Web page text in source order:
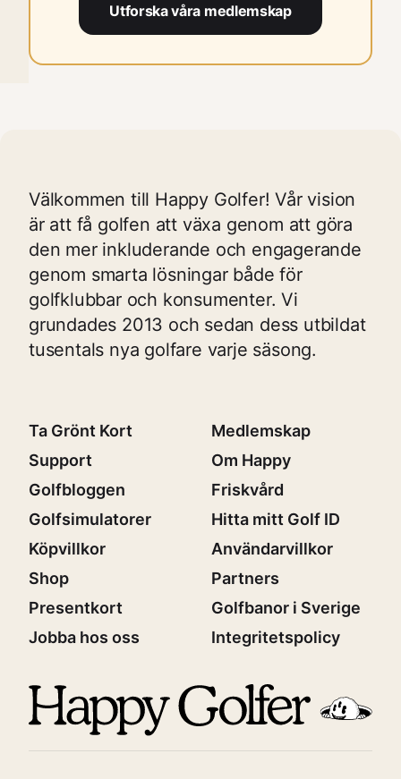
Utforska våra medlemskap
Välkommen till Happy Golfer! Vår vision
är att få golfen att växa genom att göra
den mer inkluderande och engagerande
genom smarta lösningar både för
golfklubbar och konsumenter. Vi
grundades 2013 och sedan dess utbildat
tusentals nya golfare varje säsong.
Ta Grönt Kort
Medlemskap
Support
Om Happy
Golfbloggen
Friskvård
Golfsimulatorer
Hitta mitt Golf ID
Köpvillkor
Användarvillkor
Shop
Partners
Presentkort
Golfbanor i Sverige
Jobba hos oss
Integritetspolicy